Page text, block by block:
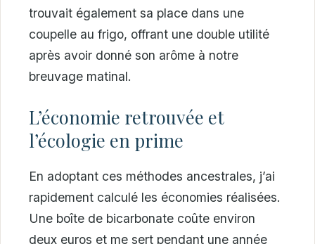
trouvait également sa place dans une
coupelle au frigo, offrant une double utilité
après avoir donné son arôme à notre
breuvage matinal.
L’économie retrouvée et
l’écologie en prime
En adoptant ces méthodes ancestrales, j’ai
rapidement calculé les économies réalisées.
Une boîte de bicarbonate coûte environ
deux euros et me sert pendant une année